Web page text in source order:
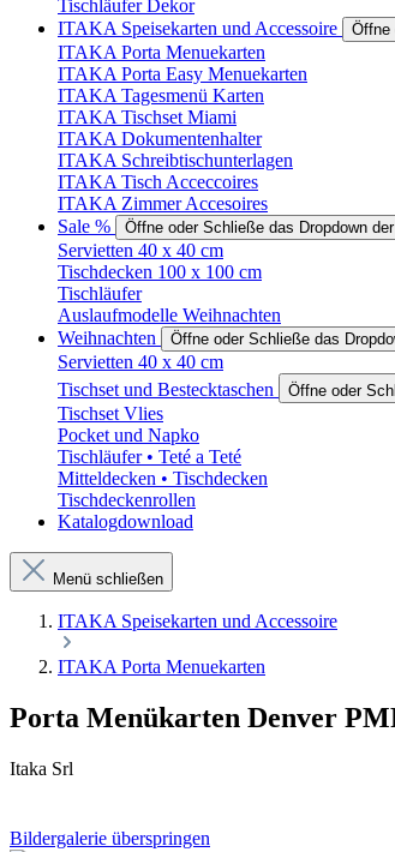
Tischläufer Dekor
ITAKA Speisekarten und Accessoire
Öffne
ITAKA Porta Menuekarten
ITAKA Porta Easy Menuekarten
ITAKA Tagesmenü Karten
ITAKA Tischset Miami
ITAKA Dokumentenhalter
ITAKA Schreibtischunterlagen
ITAKA Tisch Acceccoires
ITAKA Zimmer Accesoires
Sale %
Öffne oder Schließe das Dropdown
Servietten 40 x 40 cm
Tischdecken 100 x 100 cm
Tischläufer
Auslaufmodelle Weihnachten
Weihnachten
Öffne oder Schließe das
Servietten 40 x 40 cm
Tischset und Bestecktaschen
Öffne oder
Tischset Vlies
Pocket und Napko
Tischläufer • Teté a Teté
Mitteldecken • Tischdecken
Tischdeckenrollen
Katalogdownload
Menü schließen
ITAKA Speisekarten und Accessoire
ITAKA Porta Menuekarten
Porta Menükarten Denver
Itaka Srl
Bildergalerie überspringen